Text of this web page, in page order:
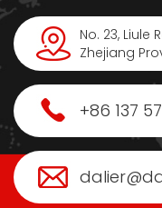
No. 23, Liule
Zhejiang
+86 137